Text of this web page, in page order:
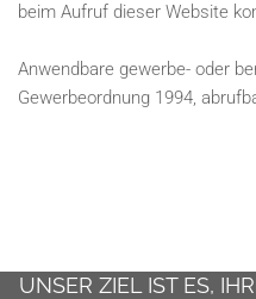
beim Aufruf dieser Website
Anwendbare gewerbe- oder
Gewerbeordnung 1994,
UNSER ZIEL IST ES,